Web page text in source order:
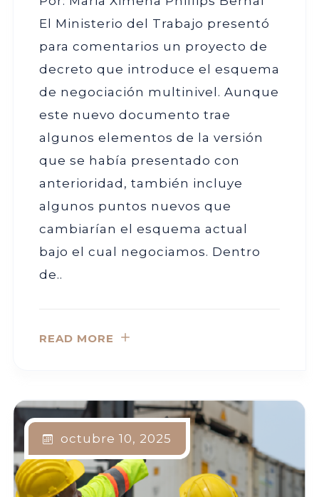
El Ministerio del Trabajo presentó
para comentarios un proyecto de
decreto que introduce el esquema
de negociación multinivel. Aunque
este nuevo documento trae
algunos elementos de la versión
que se había presentado con
anterioridad, también incluye
algunos puntos nuevos que
cambiarían el esquema actual
bajo el cual negociamos. Dentro
de..
READ MORE
octubre 10, 2025